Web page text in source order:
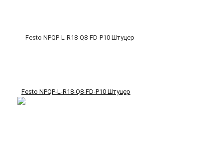
Festo NPQP-L-R18-Q8-FD-P10 Штуцер